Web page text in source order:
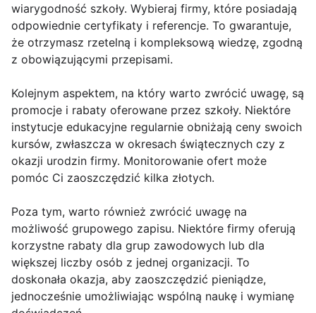
wiarygodność szkoły. Wybieraj firmy, które posiadają
odpowiednie certyfikaty i referencje. To gwarantuje,
że otrzymasz rzetelną i kompleksową wiedzę, zgodną
z obowiązującymi przepisami.
Kolejnym aspektem, na który warto zwrócić uwagę, są
promocje i rabaty oferowane przez szkoły. Niektóre
instytucje edukacyjne regularnie obniżają ceny swoich
kursów, zwłaszcza w okresach świątecznych czy z
okazji urodzin firmy. Monitorowanie ofert może
pomóc Ci zaoszczędzić kilka złotych.
Poza tym, warto również zwrócić uwagę na
możliwość grupowego zapisu. Niektóre firmy oferują
korzystne rabaty dla grup zawodowych lub dla
większej liczby osób z jednej organizacji. To
doskonała okazja, aby zaoszczędzić pieniądze,
jednocześnie umożliwiając wspólną naukę i wymianę